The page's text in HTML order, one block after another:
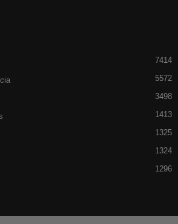
7414
5572
3498
1413
1325
1324
1296